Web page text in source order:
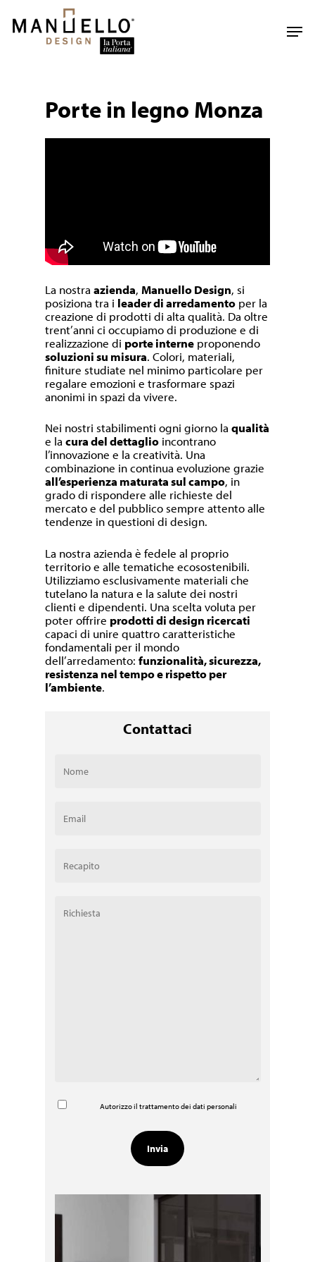
main
Porte in legno Monza
La nostraazienda, Manuello Design, si
posiziona tra i leader di arredamento per la
creazione di prodotti di alta qualità. Da oltre
trent’anni ci occupiamo di produzione e di
realizzazione di porte interne proponendo
soluzioni su misura. Colori, materiali,
finiture studiate nel minimo particolare per
regalare emozioni e trasformare spazi
anonimi in spazi da vivere.
Nei nostri stabilimenti ogni giorno laqualità
e lacura del dettaglio incontrano
l’innovazione e la creatività. Una
combinazione in continua evoluzione grazie
all’esperienza maturata sul campo, in
grado di rispondere alle richieste del
mercato e del pubblico sempre attento alle
tendenze in questioni di design.
La nostra azienda è fedele al proprio
territorio e alle tematiche ecosostenibili.
Utilizziamo esclusivamente materiali che
tutelano la natura e la salute dei nostri
clienti e dipendenti. Una scelta voluta per
poter offrire prodotti di design ricercati
capaci di unire quattro caratteristiche
fondamentali per il mondo
dell’arredamento:funzionalità, sicurezza,
resistenza nel tempo e rispetto per
l’ambiente.
Contattaci
Autorizzo il trattamento dei dati personali